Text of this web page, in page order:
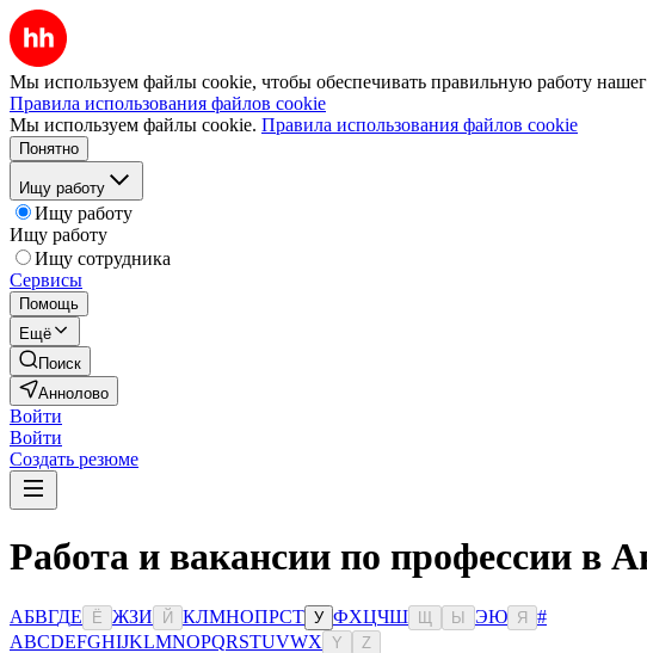
Мы используем файлы cookie, чтобы обеспечивать правильную работу
Правила использования файлов cookie
Мы используем файлы cookie. Правила использования файлов cookie
Понятно
Ищу работу
Ищу работу
Ищу работу
Ищу сотрудника
Сервисы
Помощь
Ещё
Поиск
Аннолово
Войти
Войти
Создать резюме
Работа и вакансии по профессии в
АБВГДЕ Ё ЖЗИ Й КЛМНОПРСТ У ФХЦЧШ Ы ЭЮ Я
#
ABCDEFGHIJKLMNOPQRSTUVWX Y Z